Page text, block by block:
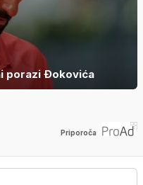
porazi Đokovića
Priporoča